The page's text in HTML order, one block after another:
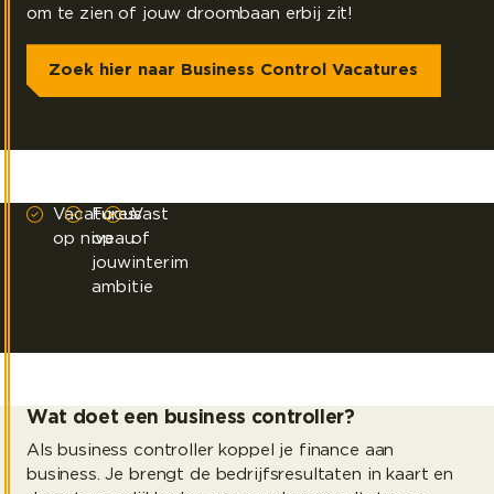
om te zien of jouw droombaan erbij zit!
Zoek hier naar Business Control Vacatures
Vacatures
op niveau
Focus
op
jouw
ambitie
Vast
of
interim
Wat doet een business controller?
Als business controller koppel je finance aan
business. Je brengt de bedrijfsresultaten in kaart en